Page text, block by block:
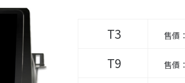
T3 售價：
T9 售價：